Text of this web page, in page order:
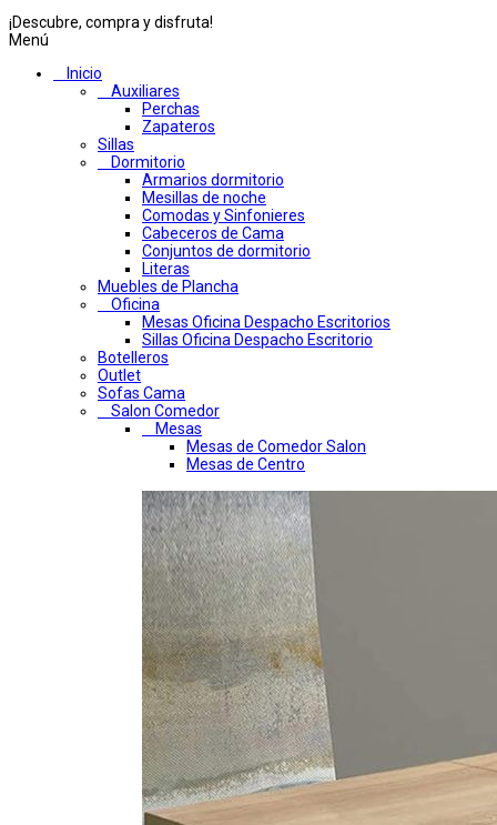
¡Descubre, compra y disfruta!
Menú
Inicio
Auxiliares
Perchas
Zapateros
Sillas
Dormitorio
Armarios dormitorio
Mesillas de noche
Comodas y Sinfonieres
Cabeceros de Cama
Conjuntos de dormitorio
Literas
Muebles de Plancha
Oficina
Mesas Oficina Despacho Escritorios
Sillas Oficina Despacho Escritorio
Botelleros
Outlet
Sofas Cama
Salon Comedor
Mesas
Mesas de Comedor Salon
Mesas de Centro